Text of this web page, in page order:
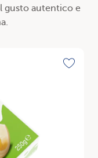
gusto autentico e